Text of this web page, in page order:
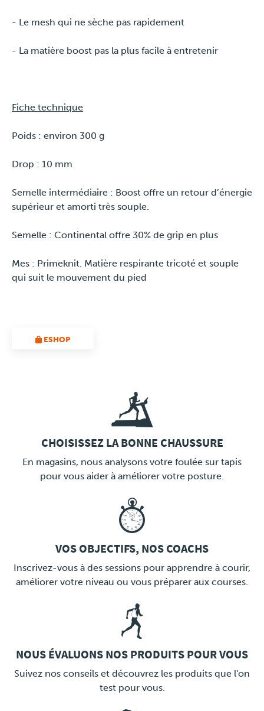
- Le mesh qui ne sèche pas rapidement
- La matière boost pas la plus facile à entretenir
Fiche technique
Poids : environ 300 g
Drop : 10 mm
Semelle intermédiaire : Boost offre un retour d’énergie
supérieur et amorti très souple.
Semelle : Continental offre 30% de grip en plus
Mes : Primeknit. Matière respirante tricoté et souple
qui suit le mouvement du pied
ESHOP
LINK
CHOISISSEZ LA BONNE CHAUSSURE
En magasins, nous analysons votre foulée sur tapis
pour vous aider à améliorer votre posture.
LINK
VOS OBJECTIFS, NOS COACHS
Inscrivez-vous à des sessions pour apprendre à courir,
améliorer votre niveau ou vous préparer aux courses.
LINK
NOUS ÉVALUONS NOS PRODUITS POUR VOUS
Suivez nos conseils et découvrez les produits que l'on
test pour vous.